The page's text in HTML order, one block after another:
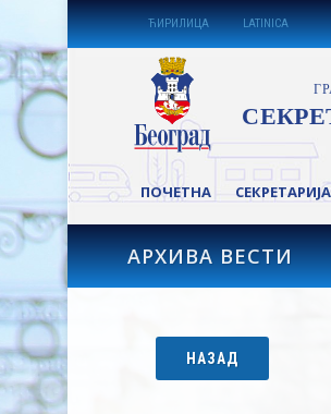
ЋИРИЛИЦА LATINICA
ПОЧЕТНА
АРХИВА ВЕСТИ
НАЗАД